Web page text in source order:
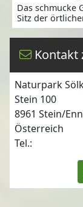
Das schmucke
Sitz der
Kontakt
Naturpark
Stein 100
8961 Stein/
Österreich
Tel.: